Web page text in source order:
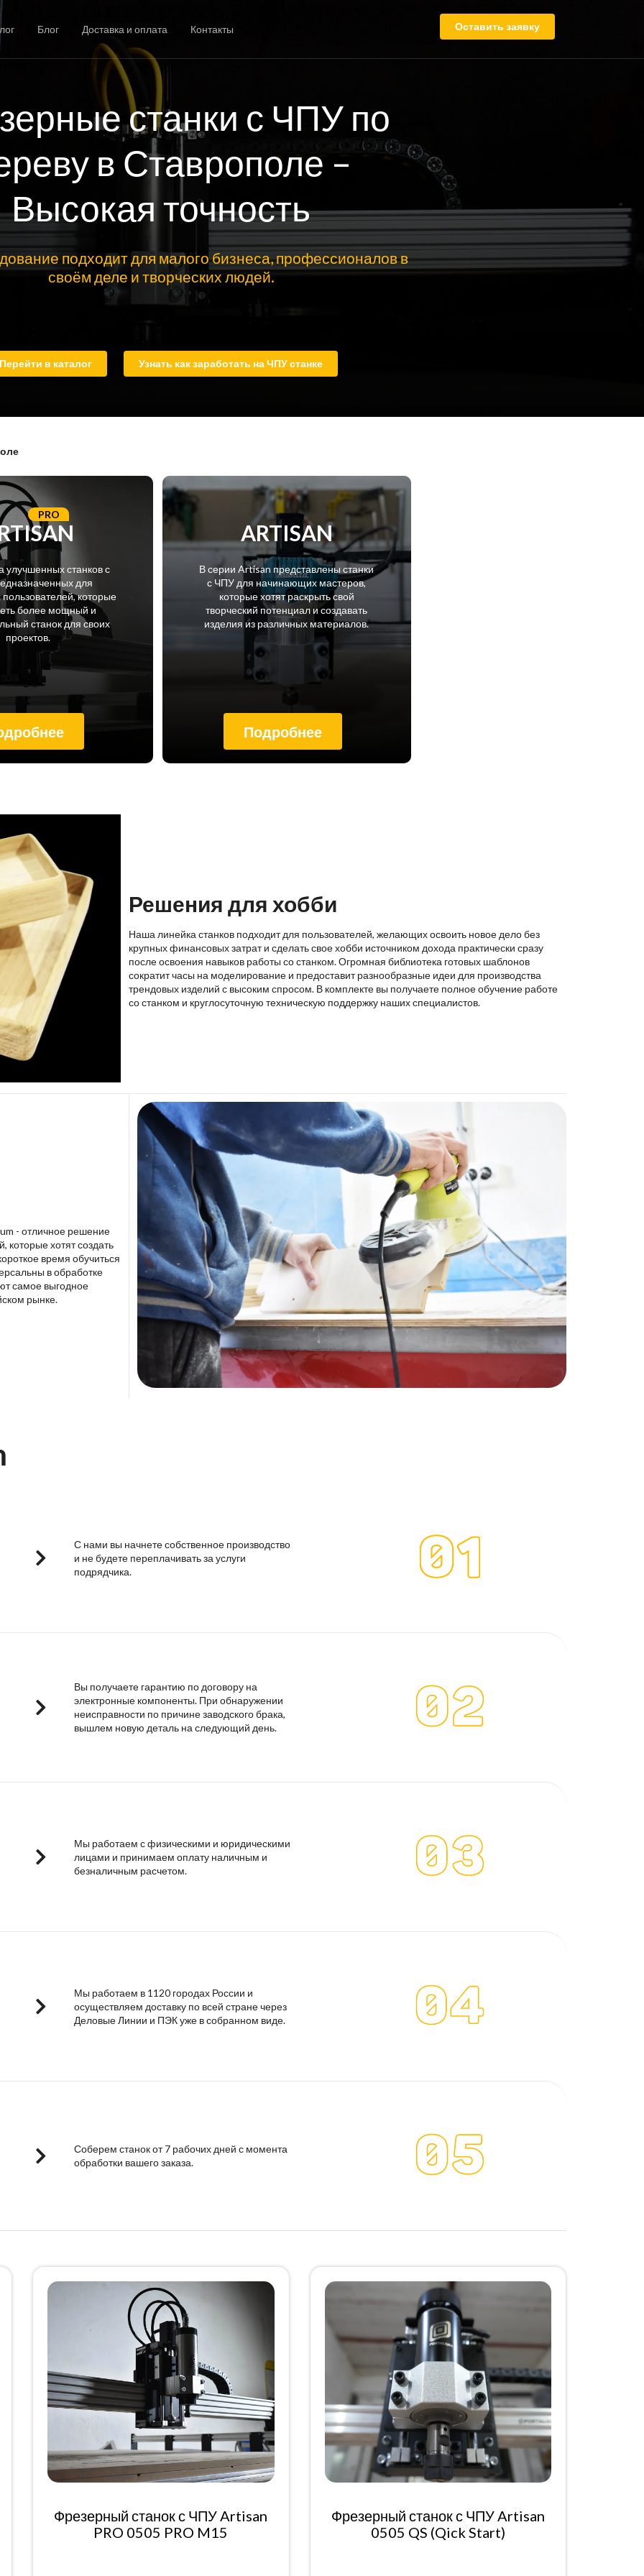
Блог Доставка и оплата Контакты Оставить заявку
станки с ЧПУ по
в Ставрополе –
Высокая точность
подходит для малого бизнеса, профессионалов в
своём деле и творческих людей.
Перейти в каталог Узнать как заработать на ЧПУ станке
PRO
улучшенных станков с
для
которые
более мощный и
станок для своих
проектов.
ARTISAN
В серии Artisan представлены станки
с ЧПУ для начинающих мастеров,
которые хотят раскрыть свой
творческий потенциал и создавать
изделия из различных материалов.
Подробнее
Решения для хобби
Наша линейка станков подходит для пользователей, желающих освоить новое дело без
крупных финансовых затрат и сделать свое хобби источником дохода практически сразу
после освоения навыков работы со станком. Огромная библиотека готовых шаблонов
сократит часы на моделирование и предоставит разнообразные идеи для производства
трендовых изделий с высоким спросом. В комплекте вы получаете полное обучение работе
со станком и круглосуточную техническую поддержку наших специалистов.
- отличное решение
хотят создать
время обучиться
в обработке
самое выгодное
рынке.
С нами вы начнете собственное производство
и не будете переплачивать за услуги
подрядчика.
Вы получаете гарантию по договору на
электронные компоненты. При обнаружении
неисправности по причине заводского брака,
вышлем новую деталь на следующий день.
Мы работаем с физическими и юридическими
лицами и принимаем оплату наличным и
безналичным расчетом.
Мы работаем в 1120 городах России и
осуществляем доставку по всей стране через
Деловые Линии и ПЭК уже в собранном виде.
Соберем станок от 7 рабочих дней с момента
обработки вашего заказа.
Фрезерный станок с ЧПУ Artisan
PRO 0505 PRO M15
Фрезерный станок с ЧПУ Artisan
0505 QS (Qick Start)